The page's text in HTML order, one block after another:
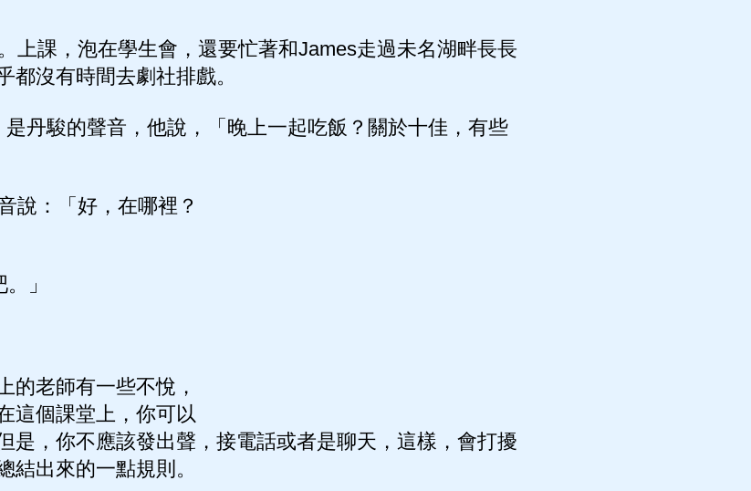
課，泡在學生會，還要忙著和James走過未名湖畔長長
都沒有時間去劇社排戲。
丹駿的聲音，他說，「晚上一起吃飯？關於十佳，有些
說：「好，在哪裡？
」
老師有一些不悅，
這個課堂上，你可以
是，你不應該發出聲，接電話或者是聊天，這樣，會打擾
結出來的一點規則。